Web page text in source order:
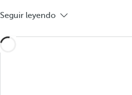
Seguir leyendo